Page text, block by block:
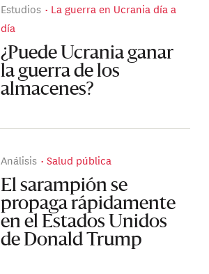
Estudios
La guerra en Ucrania día a
día
¿Puede Ucrania ganar
la guerra de los
almacenes?
Análisis Salud pública
El sarampión se
propaga rápidamente
en el Estados Unidos
de Donald Trump